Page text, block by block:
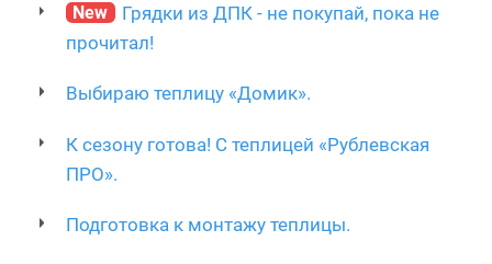
New
Грядки из ДПК - не покупай, пока не
прочитал!
Выбираю теплицу «Домик».
К сезону готова! С теплицей «Рублевская
ПРО».
Подготовка к монтажу теплицы.